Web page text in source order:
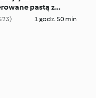
pastą z
1 godz. 50 min